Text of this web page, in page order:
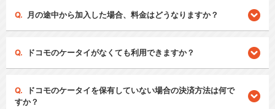
月の途中から加入した場合、料金はどうなりますか？
ドコモのケータイがなくても利用できますか？
ドコモのケータイを保有していない場合の決済方法は何で
すか？